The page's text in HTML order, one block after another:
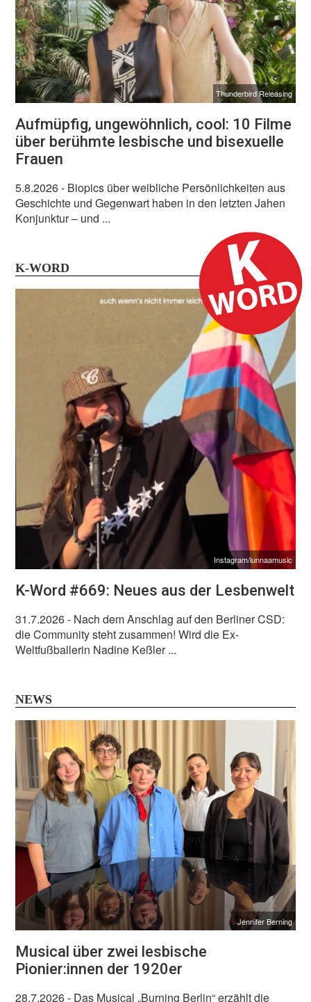
Thunderbird Releasing
Aufmüpfig, ungewöhnlich, cool: 10 Filme
über berühmte lesbische und bisexuelle
Frauen
5.8.2026- Biopics über weibliche Persönlichkeiten aus
Geschichte und Gegenwart haben in den letzten Jahen
Konjunktur – und ...
K-WORD
Instagram/lunnaamusic
K-Word #669: Neues aus der Lesbenwelt
31.7.2026- Nach dem Anschlag auf den Berliner CSD:
die Community steht zusammen! Wird die Ex-
Weltfußballerin Nadine Keßler ...
NEWS
Jennifer Berning
Musical über zwei lesbische
Pionier:innen der 1920er
28.7.2026- Das Musical „Burning Berlin“ erzählt die